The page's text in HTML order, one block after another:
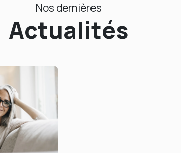
Nos dernières
Actualités